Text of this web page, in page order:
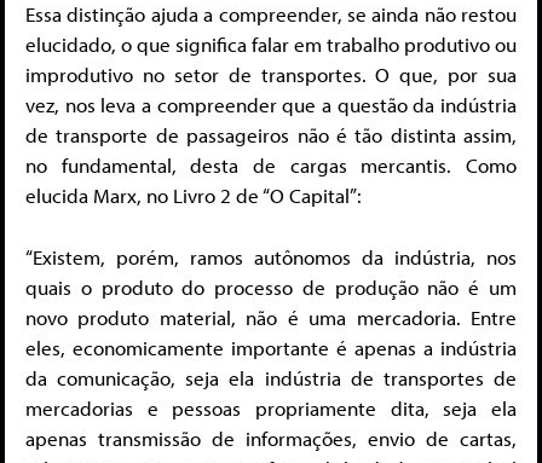
Essa distinção ajuda a compreender, se ainda não restou
elucidado, o que significa falar em trabalho produtivo ou
improdutivo no setor de transportes. O que, por sua
vez, nos leva a compreender que a questão da indústria
de transporte de passageiros não é tão distinta assim,
no fundamental, desta de cargas mercantis. Como
elucida Marx, no Livro 2 de “O Capital”:
“Existem, porém, ramos autônomos da indústria, nos
quais o produto do processo de produção não é um
novo produto material, não é uma mercadoria. Entre
eles, economicamente importante é apenas a indústria
da comunicação, seja ela indústria de transportes de
mercadorias e pessoas propriamente dita, seja ela
apenas transmissão de informações, envio de cartas,